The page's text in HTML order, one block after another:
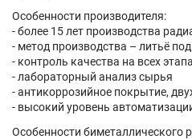
Особенности производителя:
- более 15 лет производства
- метод производства – литьё
- контроль качества на всех
- лабораторный анализ сырья
- антикоррозийное покрытие,
- высокий уровень
Особенности биметаллического